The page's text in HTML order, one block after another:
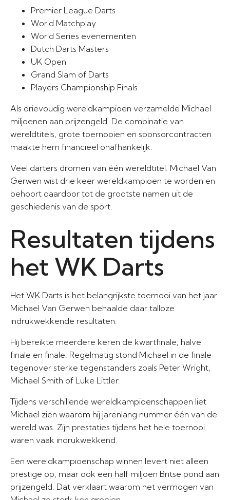
Premier League Darts
World Matchplay
World Series evenementen
Dutch Darts Masters
UK Open
Grand Slam of Darts
Players Championship Finals
Als drievoudig wereldkampioen verzamelde Michael
miljoenen aan prijzengeld. De combinatie van
wereldtitels, grote toernooien en sponsorcontracten
maakte hem financieel onafhankelijk.
Veel darters dromen van één wereldtitel. Michael Van
Gerwen wist drie keer wereldkampioen te worden en
behoort daardoor tot de grootste namen uit de
geschiedenis van de sport.
Resultaten tijdens
het WK Darts
Het WK Darts is het belangrijkste toernooi van het jaar.
Michael Van Gerwen behaalde daar talloze
indrukwekkende resultaten.
Hij bereikte meerdere keren de kwartfinale, halve
finale en finale. Regelmatig stond Michael in de finale
tegenover sterke tegenstanders zoals Peter Wright,
Michael Smith of Luke Littler.
Tijdens verschillende wereldkampioenschappen liet
Michael zien waarom hij jarenlang nummer één van de
wereld was. Zijn prestaties tijdens het hele toernooi
waren vaak indrukwekkend.
Een wereldkampioenschap winnen levert niet alleen
prestige op, maar ook een half miljoen Britse pond aan
prijzengeld. Dat verklaart waarom het vermogen van